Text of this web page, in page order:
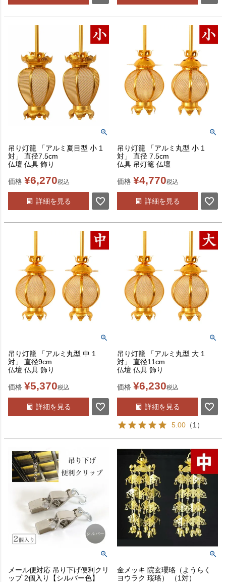
吊り灯籠 「アルミ夏目型 小 1
対」 直径7.5cm
仏壇 仏具 飾り
価格 ¥6,270税込
詳細を見る
吊り灯籠 「アルミ丸型 小 1
対」 直径 7.5cm
仏具 吊灯篭 仏壇
価格 ¥4,770税込
詳細を見る
吊り灯籠 「アルミ丸型 中 1
対」 直径9cm
仏壇 仏具 飾り
価格 ¥5,370税込
詳細を見る
吊り灯籠 「アルミ丸型 大 1
対」 直径11cm
仏壇 仏具 飾り
価格 ¥6,230税込
詳細を見る
5.00 （1 ）
メール便対応 吊り下げ便利クリ
ップ 2個入り【シルバー色】
金メッキ 院玄瓔珞（ようらく
ヨウラク 珱珞） （1対）